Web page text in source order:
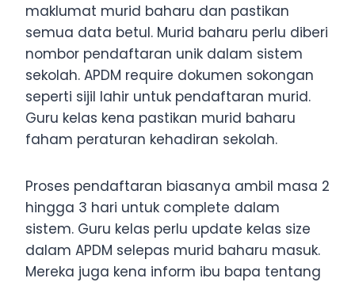
maklumat murid baharu dan pastikan
semua data betul. Murid baharu perlu diberi
nombor pendaftaran unik dalam sistem
sekolah. APDM require dokumen sokongan
seperti sijil lahir untuk pendaftaran murid.
Guru kelas kena pastikan murid baharu
faham peraturan kehadiran sekolah.
Proses pendaftaran biasanya ambil masa 2
hingga 3 hari untuk complete dalam
sistem. Guru kelas perlu update kelas size
dalam APDM selepas murid baharu masuk.
Mereka juga kena inform ibu bapa tentang